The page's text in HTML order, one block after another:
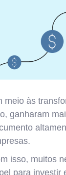
meio às
ganharam
isso, muitos
para investir